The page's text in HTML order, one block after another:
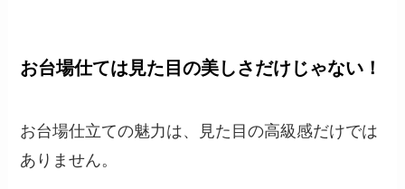
お台場仕ては見た目の美しさだけじゃない！
お台場仕立ての魅力は、見た目の高級感だけでは
ありません。